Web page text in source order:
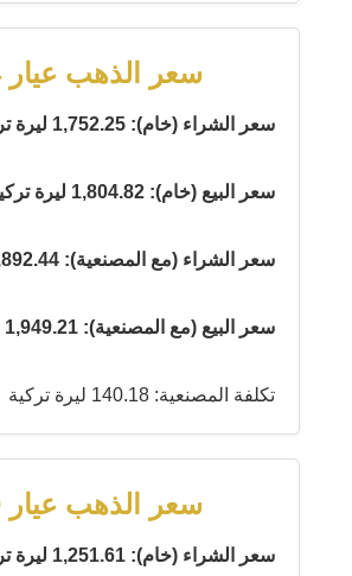
سعر الذهب عيار 14
سعر الشراء (خام): 1,752.25 ليرة تركية
سعر البيع (خام): 1,804.82 ليرة تركية
سعر الشراء (مع المصنعية): 1,892.44 ليرة تركية
سعر البيع (مع المصنعية): 1,949.21 ليرة تركية
تكلفة المصنعية: 140.18 ليرة تركية
سعر الذهب عيار 10
سعر الشراء (خام): 1,251.61 ليرة تركية